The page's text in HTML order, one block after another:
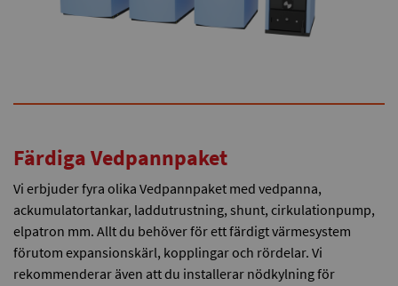
Färdiga Vedpannpaket
Vi erbjuder fyra olika Vedpannpaket med vedpanna,
ackumulatortankar, laddutrustning, shunt, cirkulationpump,
elpatron mm. Allt du behöver för ett färdigt värmesystem
förutom expansionskärl, kopplingar och rördelar. Vi
rekommenderar även att du installerar nödkylning för